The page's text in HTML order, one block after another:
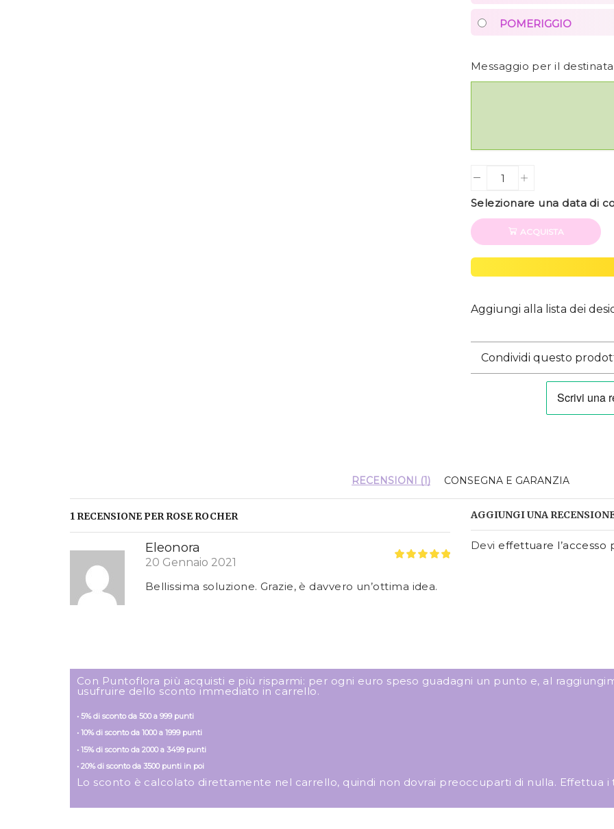
POMERIGGIO
Messaggio per il
Quantity
Selezionare una data di
ACQUISTA
Aggiungi alla lista dei
Condividi questo
RECENSIONI (1) CONSEGNA E GARANZIA
1 RECENSIONE PERROSE ROCHER
Eleonora
20 Gennaio 2021
Bellissima soluzione. Grazie, è davvero un’ottima idea.
AGGIUNGI UNA
Devi effettuare l’accesso
Con Puntoflora più acquisti e più risparmi: per ogni euro speso guadagni un punto e, al
usufruire dello sconto immediato in carrello.
• 5% di sconto da 500 a 999 punti
• 10% di sconto da 1000 a 1999 punti
• 15% di sconto da 2000 a 3499 punti
• 20% di sconto da 3500 punti in poi
Lo sconto è calcolato direttamente nel carrello, quindi non dovrai preoccuparti di nulla. Effettua i